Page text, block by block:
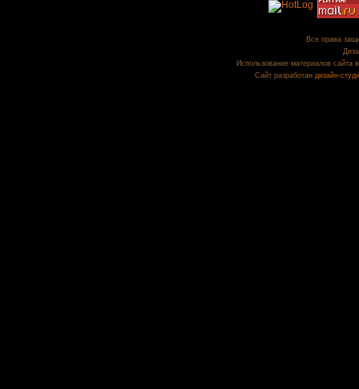
Все права
Использование материалов сайта
Сайт разработан дизайн-